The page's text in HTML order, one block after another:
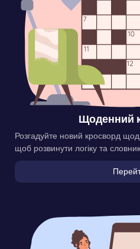
Щоденний
Розгадуйте новий кросворд
щоб розвинути логіку та